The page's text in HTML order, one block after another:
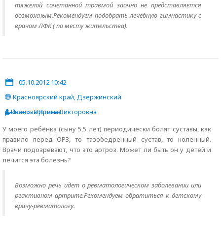
тяжелой сочетанной травмой заочно не представляется
возможным.Рекомендуем подобрать лечебную гимнастику с
врачом ЛФК ( по месту жительства).
05.10.2012 10:42
Красноярский край, Дзержинский
район, с. Орловка
Иванова Ирина Викторовна
У моего ребёнка (сыну 5,5 лет) периодически болят суставы, как
правило перед ОРЗ, то тазобедренный сустав, то коленный.
Врачи подозревают, что это артроз. Может ли быть он у детей и
лечится эта болезнь?
Возможно речь идет о ревматологическом заболевании или
реактивном артрите.Рекомендуем обратиться к детскому
врачу-ревматологу.